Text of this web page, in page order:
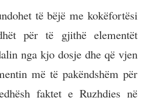
të bëjë me kokëfortësi
për të gjithë elementët
nga kjo dosje dhe që vjen
më të pakëndshëm për
faktet e Ruzhdies në